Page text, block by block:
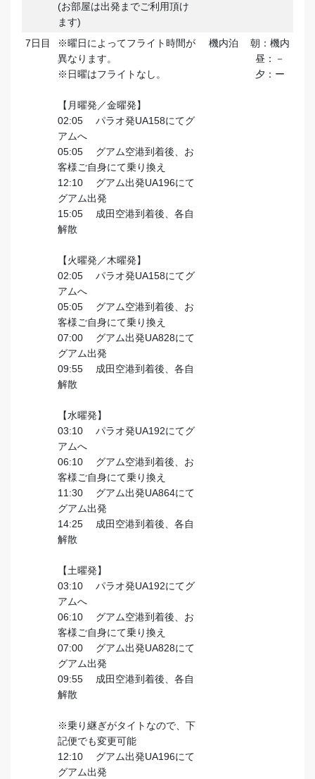
(お部屋は出発までご利用頂け
ます)
7日目
※曜日によってフライト時間が
異なります。
※日曜はフライトなし。
【月曜発／金曜発】
02:05 パラオ発UA158にてグ
アムへ
05:05 グアム空港到着後、お
客様ご自身にて乗り換え
12:10 グアム出発UA196にて
グアム出発
15:05 成田空港到着後、各自
解散
【火曜発／木曜発】
02:05 パラオ発UA158にてグ
アムへ
05:05 グアム空港到着後、お
客様ご自身にて乗り換え
07:00 グアム出発UA828にて
グアム出発
09:55 成田空港到着後、各自
解散
【水曜発】
03:10 パラオ発UA192にてグ
アムへ
06:10 グアム空港到着後、お
客様ご自身にて乗り換え
11:30 グアム出発UA864にて
グアム出発
14:25 成田空港到着後、各自
解散
【土曜発】
03:10 パラオ発UA192にてグ
アムへ
06:10 グアム空港到着後、お
客様ご自身にて乗り換え
07:00 グアム出発UA828にて
グアム出発
09:55 成田空港到着後、各自
解散
※乗り継ぎがタイトなので、下
記便でも変更可能
12:10 グアム出発UA196にて
グアム出発
機内泊
朝：機内
昼：－
夕：ー